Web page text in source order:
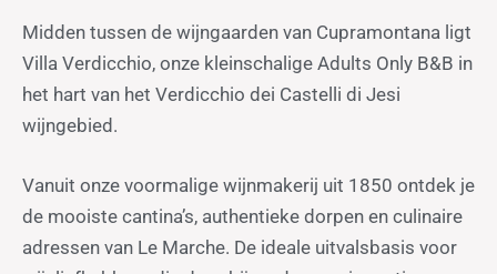
Midden tussen de wijngaarden van Cupramontana ligt
Villa Verdicchio, onze kleinschalige Adults Only B&B in
het hart van het Verdicchio dei Castelli di Jesi
wijngebied.
Vanuit onze voormalige wijnmakerij uit 1850 ontdek je
de mooiste cantina’s, authentieke dorpen en culinaire
adressen van Le Marche. De ideale uitvalsbasis voor